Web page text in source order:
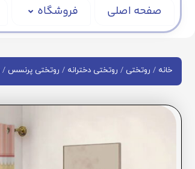
صفحه اصلی فروشگاه
خانه / روتختی / روتختی دخترانه / روتختی پرنسس /